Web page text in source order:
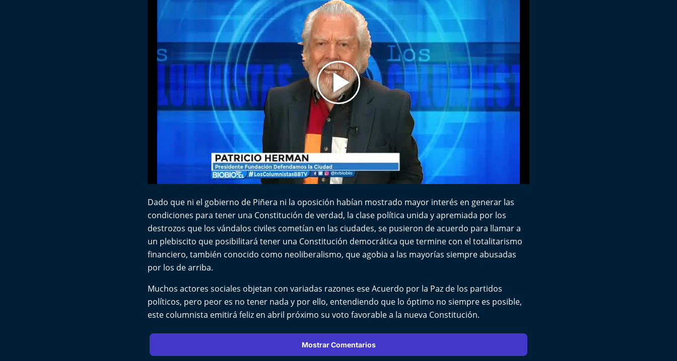
Dado que ni el gobierno de Piñera ni la oposición habían mostrado mayor interés en generar las
condiciones para tener una Constitución de verdad, la clase política unida y apremiada por los
destrozos que los vándalos civiles cometían en las ciudades, se pusieron de acuerdo para llamar a
un plebiscito que posibilitará tener una Constitución democrática que termine con el totalitarismo
financiero, también conocido como neoliberalismo, que agobia a las mayorías siempre abusadas
por los de arriba.
Muchos actores sociales objetan con variadas razones ese Acuerdo por la Paz de los partidos
políticos, pero peor es no tener nada y por ello, entendiendo que lo óptimo no siempre es posible,
este columnista emitirá feliz en abril próximo su voto favorable a la nueva Constitución.
Mostrar Comentarios